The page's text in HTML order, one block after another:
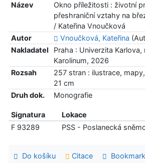
Název
Okno příležitosti : životní
přeshraniční vztahy na
/ Kateřina Vnoučková
Autor
Vnoučková, Kateřina
Nakladatel
Praha : Univerzita
Karolinum, 2026
Rozsah
257 stran : ilustrace,
21 cm
Druh dok.
Monografie
Signatura Lokace
F 93289
PSS - Poslanecká
Do košíku Citace
Bookmark